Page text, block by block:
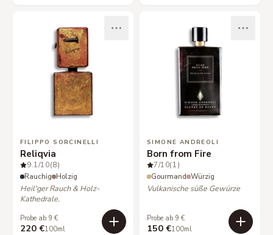
FILIPPO SORCINELLI
Reliqvia
9.1/10(8)
Rauchig Holzig
Heil'ger Rauch & Holz-
Kathedrale.
Probe ab 9 €
220 €100ml
SIMONE ANDREOLI
Born from Fire
7/10(1)
Gourmand Würzig
Vulkanische süße Gewürze
Probe ab 9 €
150 €100ml